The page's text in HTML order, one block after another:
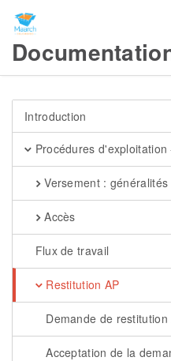
Introduction
Procédures
Versement : généralités
Accès
Flux de travail
Restitution AP
Demande de restitution
Acceptation de la